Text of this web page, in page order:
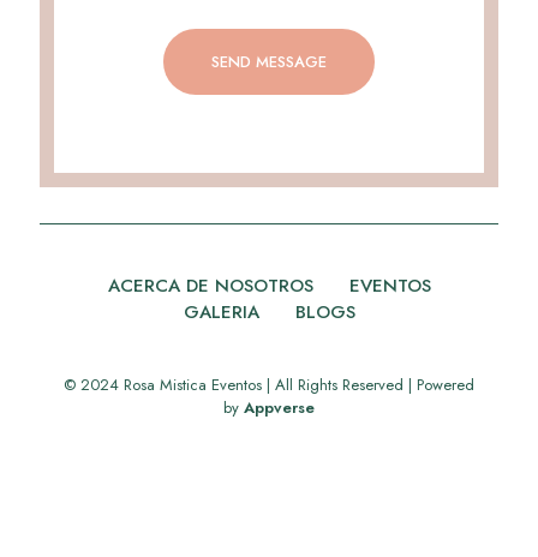
ACERCA DE NOSOTROS
EVENTOS
GALERIA
BLOGS
© 2024 Rosa Mistica Eventos | All Rights Reserved | Powered
by Appverse